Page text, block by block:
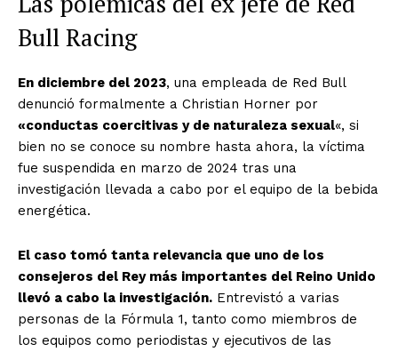
Bull Racing
En diciembre del 2023, una empleada de Red Bull
denunció formalmente a Christian Horner por
«conductas coercitivas y de naturaleza sexual«, si
bien no se conoce su nombre hasta ahora, la víctima
fue suspendida en marzo de 2024 tras una
investigación llevada a cabo por el equipo de la bebida
energética.
El caso tomó tanta relevancia que uno de los
consejeros del Rey más importantes del Reino Unido
llevó a cabo la investigación. Entrevistó a varias
personas de la Fórmula 1, tanto como miembros de
los equipos como periodistas y ejecutivos de las